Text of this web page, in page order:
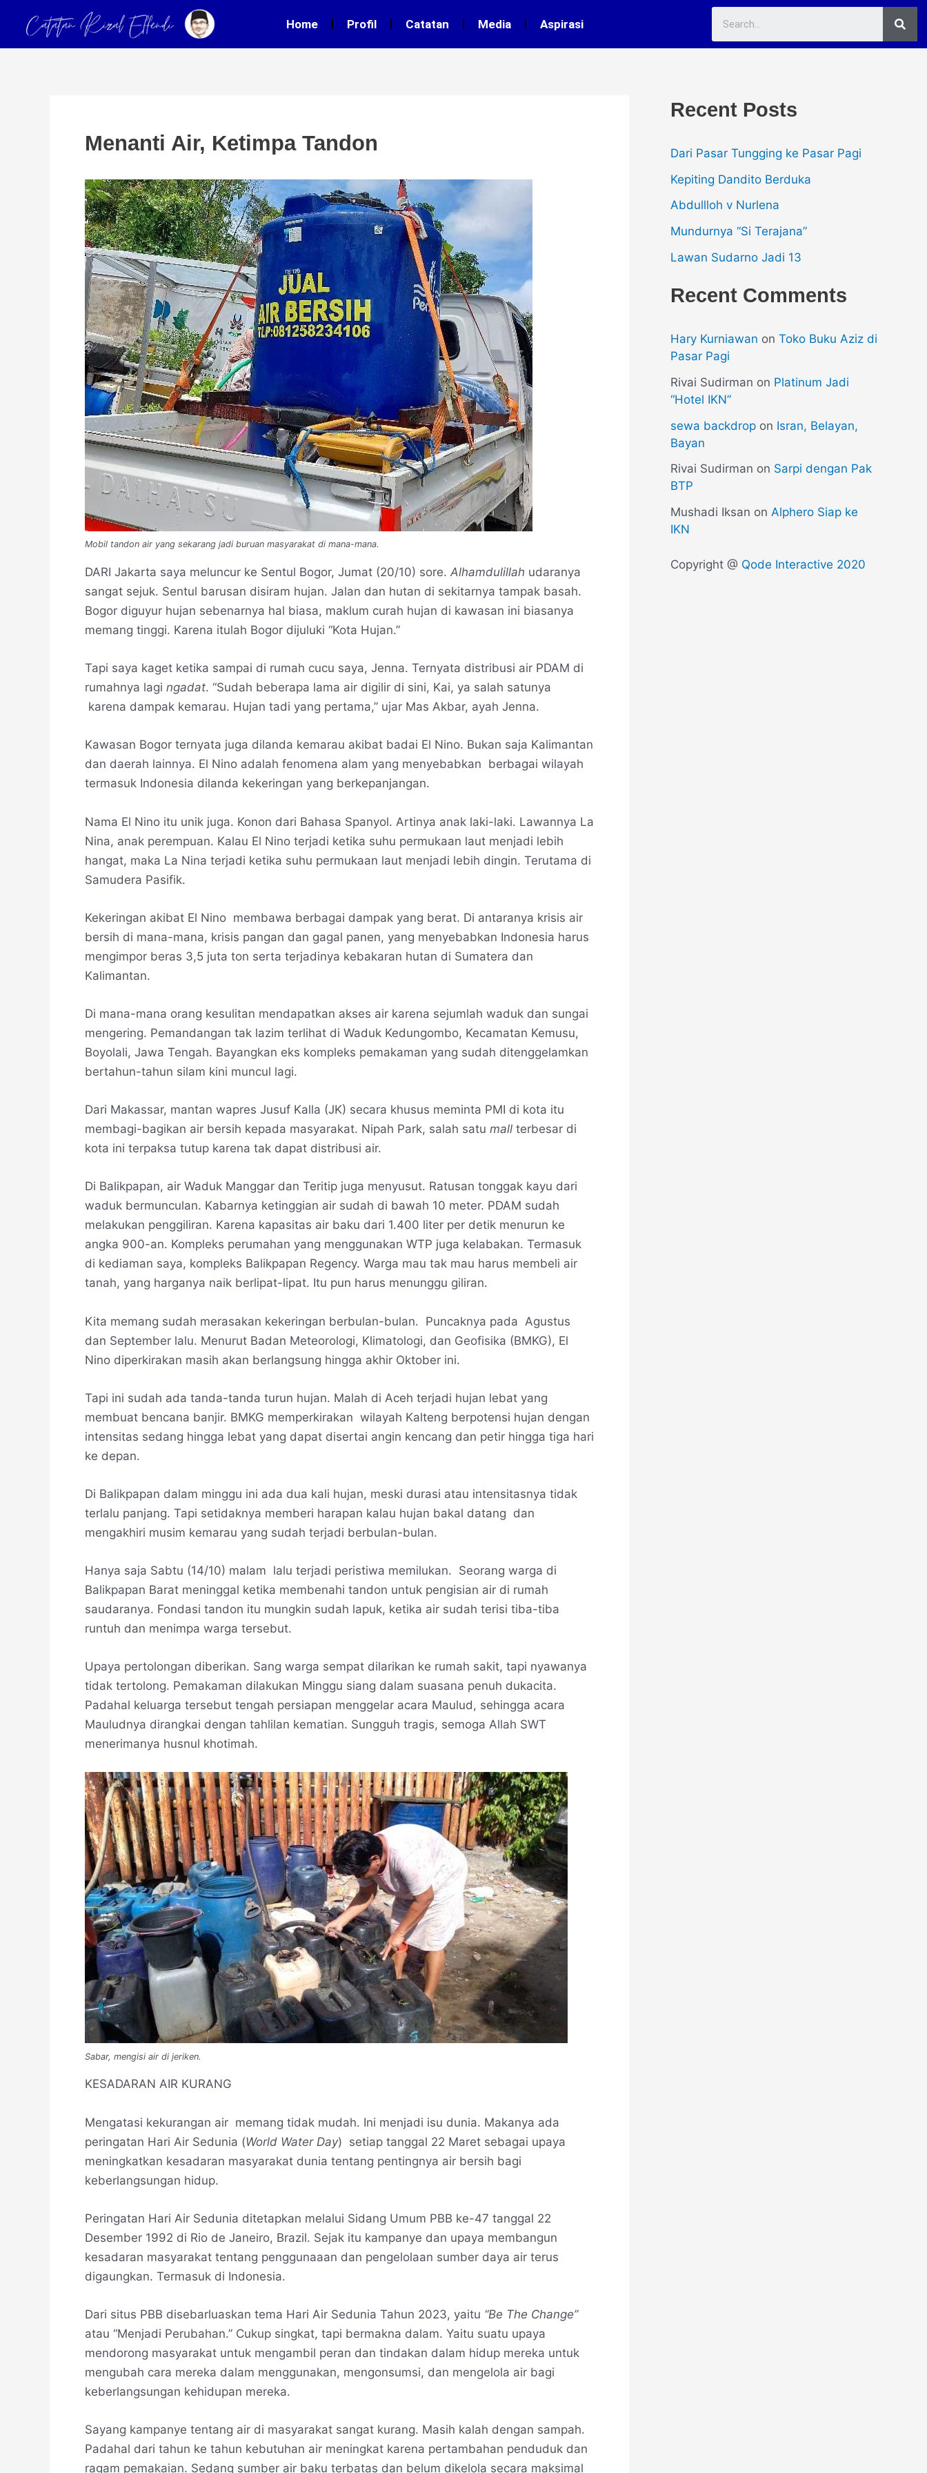
content
Home Profil Catatan Media Aspirasi
Menanti Air, Ketimpa Tandon
Mobil tandon air yang sekarang jadi buruan masyarakat di mana-mana.
DARI Jakarta saya meluncur ke Sentul Bogor, Jumat (20/10) sore. Alhamdulillah udaranya
sangat sejuk. Sentul barusan disiram hujan. Jalan dan hutan di sekitarnya tampak basah.
Bogor diguyur hujan sebenarnya hal biasa, maklum curah hujan di kawasan ini biasanya
memang tinggi. Karena itulah Bogor dijuluki “Kota Hujan.”
Tapi saya kaget ketika sampai di rumah cucu saya, Jenna. Ternyata distribusi air PDAM di
rumahnya lagi ngadat. “Sudah beberapa lama air digilir di sini, Kai, ya salah satunya
karena dampak kemarau. Hujan tadi yang pertama,” ujar Mas Akbar, ayah Jenna.
Kawasan Bogor ternyata juga dilanda kemarau akibat badai El Nino. Bukan saja Kalimantan
dan daerah lainnya. El Nino adalah fenomena alam yang menyebabkan berbagai wilayah
termasuk Indonesia dilanda kekeringan yang berkepanjangan.
Nama El Nino itu unik juga. Konon dari Bahasa Spanyol. Artinya anak laki-laki. Lawannya La
Nina, anak perempuan. Kalau El Nino terjadi ketika suhu permukaan laut menjadi lebih
hangat, maka La Nina terjadi ketika suhu permukaan laut menjadi lebih dingin. Terutama di
Samudera Pasifik.
Kekeringan akibat El Nino membawa berbagai dampak yang berat. Di antaranya krisis air
bersih di mana-mana, krisis pangan dan gagal panen, yang menyebabkan Indonesia harus
mengimpor beras 3,5 juta ton serta terjadinya kebakaran hutan di Sumatera dan
Kalimantan.
Di mana-mana orang kesulitan mendapatkan akses air karena sejumlah waduk dan sungai
mengering. Pemandangan tak lazim terlihat di Waduk Kedungombo, Kecamatan Kemusu,
Boyolali, Jawa Tengah. Bayangkan eks kompleks pemakaman yang sudah ditenggelamkan
bertahun-tahun silam kini muncul lagi.
Dari Makassar, mantan wapres Jusuf Kalla (JK) secara khusus meminta PMI di kota itu
membagi-bagikan air bersih kepada masyarakat. Nipah Park, salah satu mall terbesar di
kota ini terpaksa tutup karena tak dapat distribusi air.
Di Balikpapan, air Waduk Manggar dan Teritip juga menyusut. Ratusan tonggak kayu dari
waduk bermunculan. Kabarnya ketinggian air sudah di bawah 10 meter. PDAM sudah
melakukan penggiliran. Karena kapasitas air baku dari 1.400 liter per detik menurun ke
angka 900-an. Kompleks perumahan yang menggunakan WTP juga kelabakan. Termasuk
di kediaman saya, kompleks Balikpapan Regency. Warga mau tak mau harus membeli air
tanah, yang harganya naik berlipat-lipat. Itu pun harus menunggu giliran.
Kita memang sudah merasakan kekeringan berbulan-bulan. Puncaknya pada Agustus
dan September lalu. Menurut Badan Meteorologi, Klimatologi, dan Geofisika (BMKG), El
Nino diperkirakan masih akan berlangsung hingga akhir Oktober ini.
Tapi ini sudah ada tanda-tanda turun hujan. Malah di Aceh terjadi hujan lebat yang
membuat bencana banjir. BMKG memperkirakan wilayah Kalteng berpotensi hujan dengan
intensitas sedang hingga lebat yang dapat disertai angin kencang dan petir hingga tiga hari
ke depan.
Di Balikpapan dalam minggu ini ada dua kali hujan, meski durasi atau intensitasnya tidak
terlalu panjang. Tapi setidaknya memberi harapan kalau hujan bakal datang dan
mengakhiri musim kemarau yang sudah terjadi berbulan-bulan.
Hanya saja Sabtu (14/10) malam lalu terjadi peristiwa memilukan. Seorang warga di
Balikpapan Barat meninggal ketika membenahi tandon untuk pengisian air di rumah
saudaranya. Fondasi tandon itu mungkin sudah lapuk, ketika air sudah terisi tiba-tiba
runtuh dan menimpa warga tersebut.
Upaya pertolongan diberikan. Sang warga sempat dilarikan ke rumah sakit, tapi nyawanya
tidak tertolong. Pemakaman dilakukan Minggu siang dalam suasana penuh dukacita.
Padahal keluarga tersebut tengah persiapan menggelar acara Maulud, sehingga acara
Mauludnya dirangkai dengan tahlilan kematian. Sungguh tragis, semoga Allah SWT
menerimanya husnul khotimah.
Sabar, mengisi air di jeriken.
KESADARAN AIR KURANG
Mengatasi kekurangan air memang tidak mudah. Ini menjadi isu dunia. Makanya ada
peringatan Hari Air Sedunia (World Water Day) setiap tanggal 22 Maret sebagai upaya
meningkatkan kesadaran masyarakat dunia tentang pentingnya air bersih bagi
keberlangsungan hidup.
Peringatan Hari Air Sedunia ditetapkan melalui Sidang Umum PBB ke-47 tanggal 22
Desember 1992 di Rio de Janeiro, Brazil. Sejak itu kampanye dan upaya membangun
kesadaran masyarakat tentang penggunaaan dan pengelolaan sumber daya air terus
digaungkan. Termasuk di Indonesia.
Dari situs PBB disebarluaskan tema Hari Air Sedunia Tahun 2023, yaitu “Be The Change”
atau “Menjadi Perubahan.” Cukup singkat, tapi bermakna dalam. Yaitu suatu upaya
mendorong masyarakat untuk mengambil peran dan tindakan dalam hidup mereka untuk
mengubah cara mereka dalam menggunakan, mengonsumsi, dan mengelola air bagi
keberlangsungan kehidupan mereka.
Sayang kampanye tentang air di masyarakat sangat kurang. Masih kalah dengan sampah.
Padahal dari tahun ke tahun kebutuhan air meningkat karena pertambahan penduduk dan
ragam pemakaian. Sedang sumber air baku terbatas dan belum dikelola secara maksimal
navigation
Recent Posts
Dari Pasar Tungging ke Pasar Pagi
Kepiting Dandito Berduka
Abdullloh v Nurlena
Mundurnya “Si Terajana”
Lawan Sudarno Jadi 13
Recent Comments
Hary Kurniawan on Toko Buku Aziz di
Pasar Pagi
Rivai Sudirman on Platinum Jadi
“Hotel IKN”
sewa backdrop on Isran, Belayan,
Bayan
Rivai Sudirman on Sarpi dengan Pak
BTP
Mushadi Iksan on Alphero Siap ke
IKN
Copyright @ Qode Interactive 2020